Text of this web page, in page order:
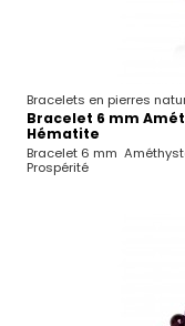
Bracelets en pierres
Bracelet 6 mm
Hématite
Bracelet 6 mm
Prospérité